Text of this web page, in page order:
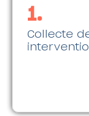
1.
Collecte
de haute
expert.